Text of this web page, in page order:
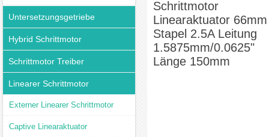
Untersetzungsgetriebe
Hybrid Schrittmotor
Schrittmotor Treiber
Linearer Schrittmotor
Externer Linearer Schrittmotor
Captive Linearaktuator
Schrittmotor
Linearaktuator 66mm
Stapel 2.5A Leitung
1.5875mm/0.0625"
Länge 150mm